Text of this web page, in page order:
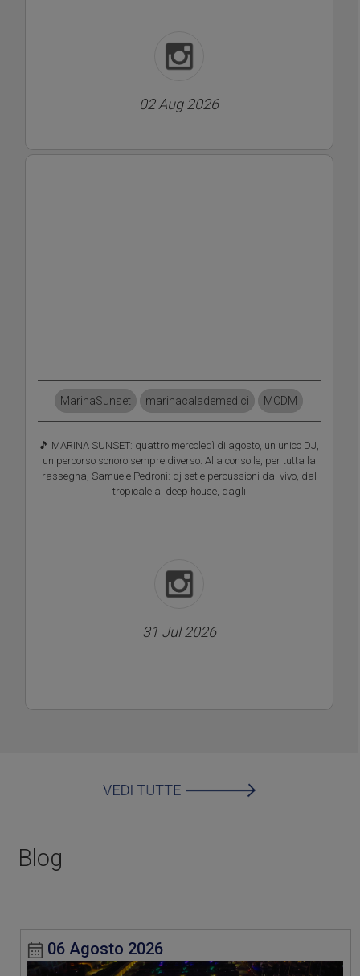
02 Aug 2026
MarinaSunset marinacalademedici MCDM
🎵 MARINA SUNSET: quattro mercoledì di agosto, un unico DJ,
un percorso sonoro sempre diverso. Alla consolle, per tutta la
rassegna, Samuele Pedroni: dj set e percussioni dal vivo, dal
tropicale al deep house, dagli
31 Jul 2026
Blog
06 Agosto 2026